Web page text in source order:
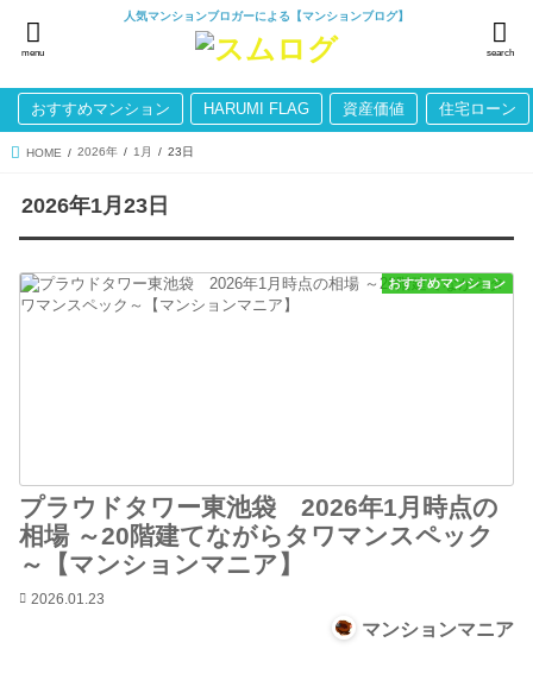
人気マンションブロガーによる【マンションブログ】
search
menu
おすすめマンション HARUMI FLAG 資産価値 住宅ローン
HOME 2026年 1月 23日
2026年1月23日
おすすめマンション
プラウドタワー東池袋 2026年1月時点の
相場 ～20階建てながらタワマンスペック
～【マンションマニア】
2026.01.23
マンションマニア